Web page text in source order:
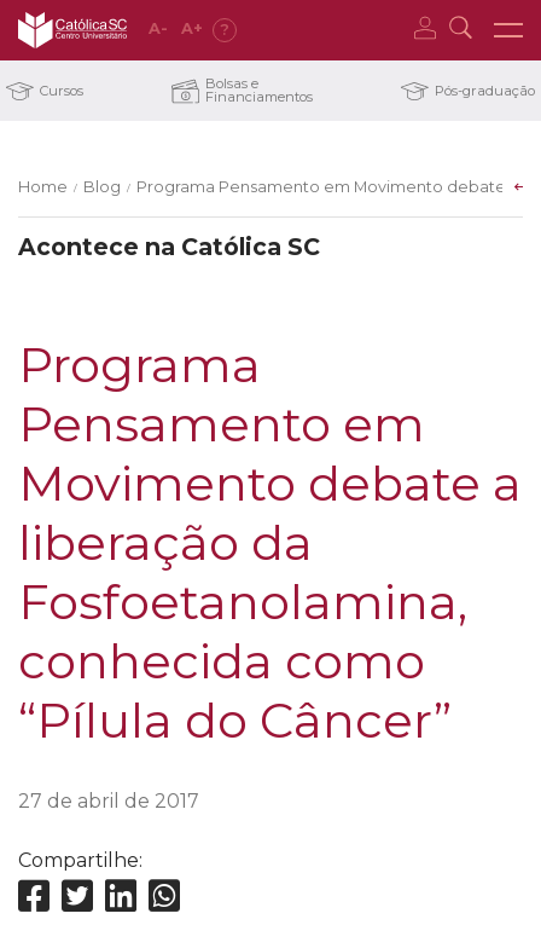
A- A+ ?
Cursos Bolsas e
Financiamentos Pós-graduação
Home / Blog / Programa Pensamento em Movimento debate a
Acontece na Católica SC
Programa
Pensamento em
Movimento debate a
liberação da
Fosfoetanolamina,
conhecida como
“Pílula do Câncer”
27 de abril de 2017
Compartilhe: